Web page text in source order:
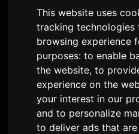
This website uses
tracking
browsing experience
purposes:to enable
the website,to
experience on the
your interest in our
and to personalize
to deliver ads that
গিউবিন ও চিলস্পট
জন্য থিম সং প্রদান
দ্বারাSam ২ জুন ২০২৬